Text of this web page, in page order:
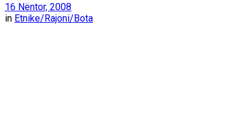
16 Nëntor, 2008
in Etnike/Rajoni/Bota